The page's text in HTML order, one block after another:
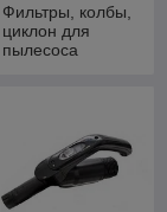
Фильтры, колбы,
циклон для
пылесоса